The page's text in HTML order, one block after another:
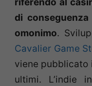
riferendo al
di
omonimo.
Cavalier Game
viene pubblicato
ultimi. L’indie